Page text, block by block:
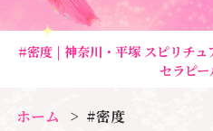
#密度 | 神奈川・平塚 スピリチ
セラピー
ホーム #密度